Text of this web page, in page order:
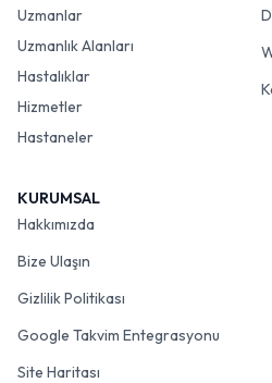
Uzmanlar
Uzmanlık Alanları
Hastalıklar
Hizmetler
Hastaneler
KURUMSAL
Hakkımızda
Bize Ulaşın
Gizlilik Politikası
Google Takvim Entegrasyonu
Site Haritası